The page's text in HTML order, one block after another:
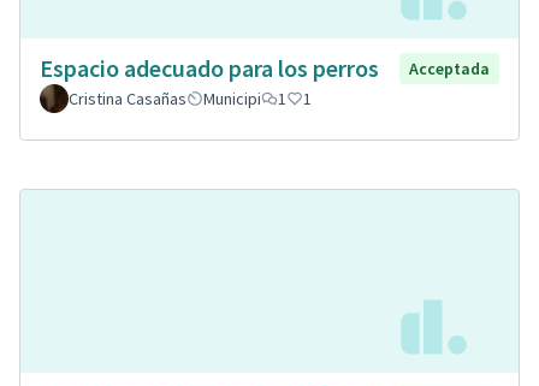
Espacio adecuado para los perros
Acceptada
Cristina Casañas
Municipi 1 1